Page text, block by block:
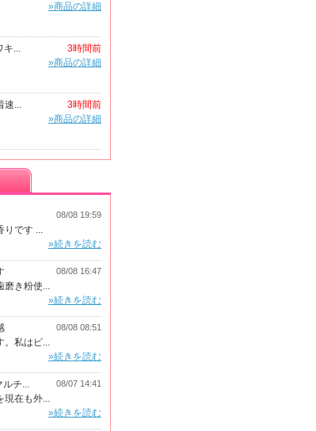
»商品の詳細
キ...
3時間前
»商品の詳細
速...
3時間前
»商品の詳細
08/08 19:59
りです ...
»続きを読む
08/08 16:47
磨き粉使...
»続きを読む
08/08 08:51
。私はピ...
»続きを読む
ルチ... 08/07 14:41
現在も外...
»続きを読む